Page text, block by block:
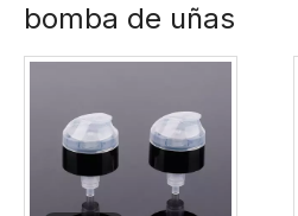
bomba de uñas